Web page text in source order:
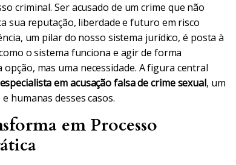
criminal. Ser acusado de um crime que não
sua reputação, liberdade e futuro em risco
um pilar do nosso sistema jurídico, é posta à
o sistema funciona e agir de forma
mas uma necessidade. A figura central
em acusação falsa de crime sexual, um
humanas desses casos.
em Processo